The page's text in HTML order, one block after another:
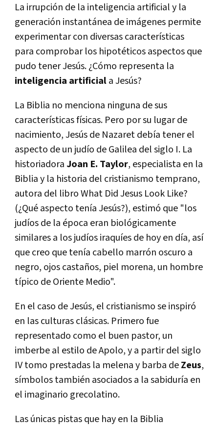
La irrupción de la inteligencia artificial y la
generación instantánea de imágenes permite
experimentar con diversas características
para comprobar los hipotéticos aspectos que
pudo tener Jesús. ¿Cómo representa la
inteligencia artificiala Jesús?
La Biblia no menciona ninguna de sus
características físicas. Pero por su lugar de
nacimiento, Jesús de Nazaret debía tener el
aspecto de un judío de Galilea del siglo I. La
historiadoraJoan E. Taylor, especialista en la
Biblia y la historia del cristianismo temprano,
autora del libro What Did Jesus Look Like?
(¿Qué aspecto tenía Jesús?), estimó que "los
judíos de la época eran biológicamente
similares a los judíos iraquíes de hoy en día, así
que creo que tenía cabello marrón oscuro a
negro, ojos castaños, piel morena, un hombre
típico de Oriente Medio".
En el caso de Jesús, el cristianismo se inspiró
en las culturas clásicas. Primero fue
representado como el buen pastor, un
imberbe al estilo de Apolo, y a partir del siglo
IV tomo prestadas la melena y barba deZeus,
símbolos también asociados a la sabiduría en
el imaginario grecolatino.
Las únicas pistas que hay en la Biblia